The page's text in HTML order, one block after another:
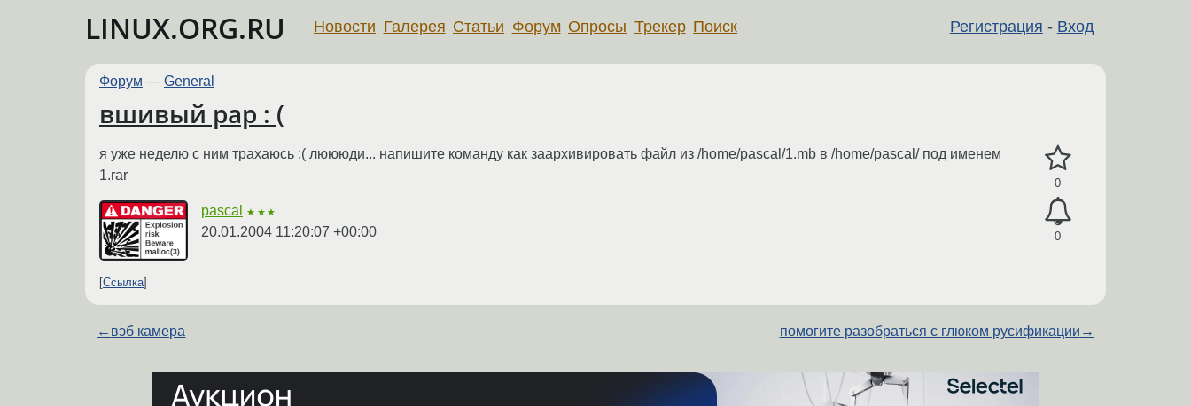
LINUX.ORG.RU Регистрация - Вход
Новости Галерея Статьи Форум Опросы Трекер Поиск
Форум — General
вшивый рар : (
0
0
я уже неделю с ним трахаюсь :( люююди... напишите команду как заархивировать файл из /home/pascal/1.mb в /home/pascal/ под именем
1.rar
pascal ★★★
20.01.2004 11:20:07 +00:00
Ссылка
← вэб камера помогите разобраться с глюком русификации →